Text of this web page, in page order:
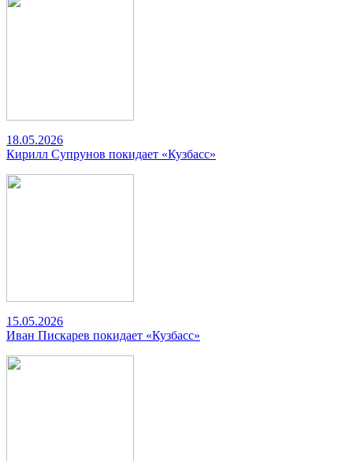
18.05.2026
Кирилл Супрунов покидает «Кузбасс»
15.05.2026
Иван Пискарев покидает «Кузбасс»